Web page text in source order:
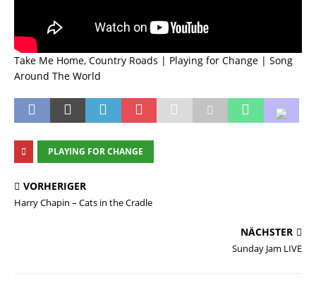
Take Me Home, Country Roads | Playing for Change | Song
Around The World
PLAYING FOR CHANGE
VORHERIGER
Harry Chapin – Cats in the Cradle
NÄCHSTER
Sunday Jam LIVE